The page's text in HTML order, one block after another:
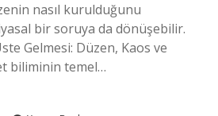
nasıl kurulduğunu
bir soruya da dönüşebilir.
Gelmesi: Düzen, Kaos ve
biliminin temel…